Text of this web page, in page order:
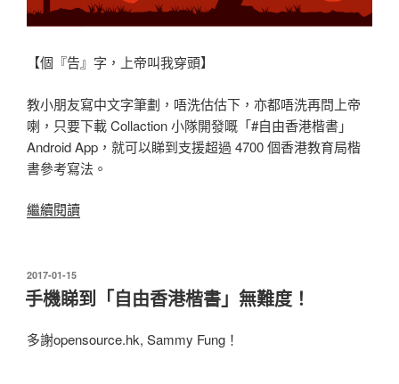
【個『告』字，上帝叫我穿頭】
教小朋友寫中文字筆劃，唔洗估估下，亦都唔洗再問上帝
喇，只要下載 Collaction 小隊開發嘅「#自由香港楷書」
Android App，就可以睇到支援超過 4700 個香港教育局楷
書參考寫法。
繼續閱讀“個
帝
我
發
表
於
2017-01-15
手機睇到「自由香港楷書」無難度！
多謝opensource.hk, Sammy Fung！